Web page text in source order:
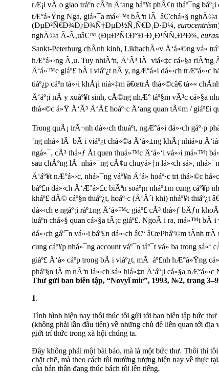
rÆ¡i vÃ o giao tráº­n cÃ²n Ä‘ang báº¥t phÃ¢n tháº¯ng
tÆ°á»Ÿng Nga, giá»¯a má»™t bÃªn lÃ â€˜chá»§
(ÐµÐ²Ñ€Ð¾Ð¿Ð¾Ñ†ÐµÐ½Ñ‚Ñ€Ð¸Ð·Ð¼, eurocentrism
nghÄ©a Ã-Ã‚uâ€™ (ÐµÐ²Ñ€Ð°Ð·Ð¸Ð¹ÑÑ‚Ð²Ð¾,
Sankt-Peterburg chÃ­nh kinh, LikhachÃ«v Ä‘á»©ng vá»
hÆ°á»›ng Ã‚u. Tuy nhiÃªn, Ä‘Ã³ lÃ viá»‡c cá»§a riÃªng
Ä‘á»™c giáº£ bÃ i viáº¿t nÃ y, ngÆ°á»i dá»‹ch trÆ°á»›c
tiáº¿p cáº­n tá»›i khÃ¡i niá»‡m â€œtrÃ­ thá»©câ€ tá»«
Ä‘áº¡i nÃ y xuáº¥t sinh, cÅ©ng nhÆ° táº§m vÃ³c cá»§a
thá»©c á»Ÿ Ä‘Ã³ Ä‘Ã£ hoáº·c Ä‘ang quan tÃ¢m / giáº£i
Trong quÃ¡ trÃ¬nh dá»‹ch thuáº­t, ngÆ°á»i dá»‹ch gáº·p
´ng nhá» lÃ bÃ i viáº¿t chá»©a Ä‘á»±ng khÃ¡ nhiá»u
ngá»¯, cÃ³ thá»ƒ Ã­t quen thuá»™c Ä‘á»‘i vá»›i má»™t
sau chÃºng lÃ nhá»¯ng cÃ¢u chuyá»‡n lá»‹ch sá»­,
Ä‘áº¥t nÆ°á»›c, nhá»¯ng váº¥n Ä‘á» hoáº·c tri thá»©c
báº£n dá»‹ch Ä‘Æ°á»£c biÃªn soáº¡n nháº±m cung cáº¥p
kháº£ dÄ© cáº§n thiáº¿t, hoáº·c (Ä‘Ã´i khi) nháº¥t thiáº¿t
dá»‹ch e ngáº¡i ráº±ng Ä‘á»™c giáº£ cÃ³ thá»ƒ bÄƒn
luáº­n chá»§ quan cá»§a tÃ¡c giáº£. NgoÃ i ra, má»™t bÃ i
dá»‹ch gáº¯n vá»›i báº£n dá»‹ch â€“ â€œPháº©m tÃ­nh
cung cáº¥p nhá»¯ng account váº¯n táº¯t vá» ba trong sá»‘
giáº£ Ä‘á» cáº­p trong bÃ i viáº¿t, mÃ áº£nh hÆ°á»Ÿng
pháº§n lÃ m nÃªn lá»‹ch sá»­ hiá»‡n Ä‘áº¡i cá»§a nÆ°á»›c
Thư gửi ban biên tập, “Novyĭ mir”, 1993, №2, trang 3–9
1.
Tình hình hiện nay thôi thúc tôi gửi tới ban biên tập bức thư
(không phải lần đầu tiên) về những chủ đề liên quan tới địa
giới trí thức trong xã hội chúng ta.
Đây không phải một bài báo, mà là một bức thư. Thôi thì
chặt chẽ, mà theo cách tôi mường tượng hiện nay về thực
của bản thân đang thúc bách tôi lên tiếng.